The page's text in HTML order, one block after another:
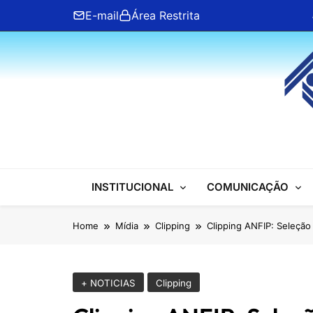
content
E-mail Área Restrita
ANFIP Nacional
INSTITUCIONAL COMUNICAÇÃO
Home Mídia Clipping Clipping ANFIP:
+ NOTICIAS Clipping